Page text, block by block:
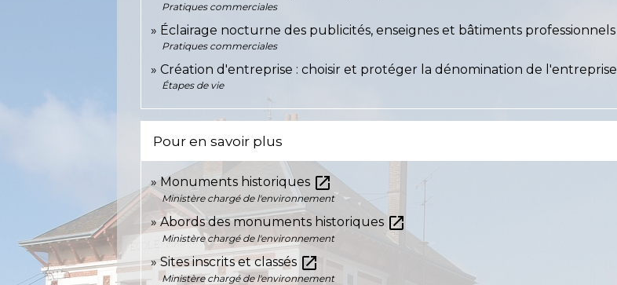
Pratiques commerciales
Éclairage nocturne des publicités, enseignes et bâtiments professionnels
Pratiques commerciales
Création d'entreprise : choisir et protéger la dénomination de l'entreprise
Étapes de vie
Pour en savoir plus
Monuments historiques open_in_new
Ministère chargé de l'environnement
Abords des monuments historiques open_in_new
Ministère chargé de l'environnement
Sites inscrits et classés open_in_new
Ministère chargé de l'environnement